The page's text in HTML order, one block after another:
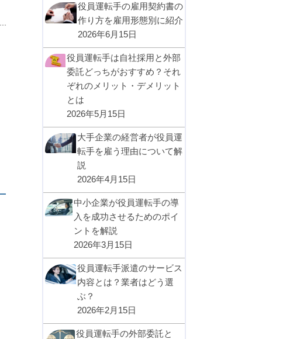
役員運転手の雇用契約書の
作り方を雇用形態別に紹介
2026年6月15日
役員運転手は自社採用と外部
委託どっちがおすすめ？それ
ぞれのメリット・デメリット
とは
2026年5月15日
大手企業の経営者が役員運
転手を雇う理由について解
説
2026年4月15日
中小企業が役員運転手の導
入を成功させるためのポイ
ントを解説
2026年3月15日
役員運転手派遣のサービス
内容とは？業者はどう選
ぶ？
2026年2月15日
役員運転手の外部委託と